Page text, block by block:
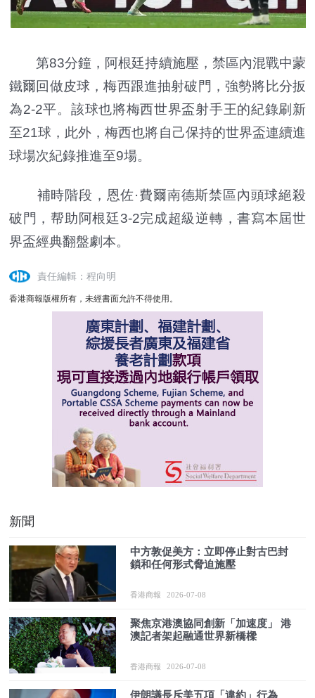
第83分鐘，阿根廷持續施壓，禁區內混戰中蒙
鐵爾回做皮球，梅西跟進抽射破門，強勢將比分扳
為2-2平。該球也將梅西世界盃射手王的紀錄刷新
至21球，此外，梅西也將自己保持的世界盃連續進
球場次紀錄推進至9場。
補時階段，恩佐·費爾南德斯禁區內頭球絕殺
破門，帮助阿根廷3-2完成超級逆轉，書寫本屆世
界盃經典翻盤劇本。
責任編輯：程向明
香港商報版權所有，未經書面允許不得使用。
新聞
中方敦促美方：立即停止對古巴封
鎖和任何形式脅迫施壓
香港商報 2026-07-08
聚焦京港澳協同創新「加速度」 港
澳記者架起融通世界新橋樑
香港商報 2026-07-08
伊朗議長斥美五項「違約」行為